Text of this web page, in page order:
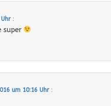
:
super
um 10:16 Uhr :